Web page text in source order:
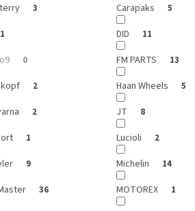
3 Carapaks 5
1 DID 11
0 FM PARTS 13
2 Haan Wheels 5
2 JT 8
1 Lucioli 2
9 Michelin 14
36 MOTOREX 1